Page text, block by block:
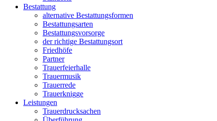
Bestattung
alternative Bestattungsformen
Bestattungsarten
Bestattungsvorsorge
der richtige Bestattungsort
Friedhöfe
Partner
Trauerfeierhalle
Trauermusik
Trauerrede
Trauerknigge
Leistungen
Trauerdrucksachen